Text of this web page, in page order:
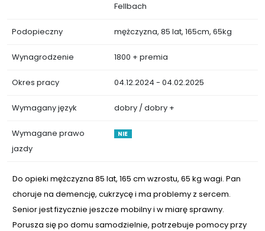
Fellbach
Podopieczny mężczyzna, 85 lat, 165cm, 65kg
Wynagrodzenie 1800 + premia
Okres pracy 04.12.2024 - 04.02.2025
Wymagany język dobry / dobry +
Wymagane prawo
jazdy
NIE
Do opieki mężczyzna 85 lat, 165 cm wzrostu, 65 kg wagi. Pan
choruje na demencję, cukrzycę i ma problemy z sercem.
Senior jest fizycznie jeszcze mobilny i w miarę sprawny.
Porusza się po domu samodzielnie, potrzebuje pomocy przy